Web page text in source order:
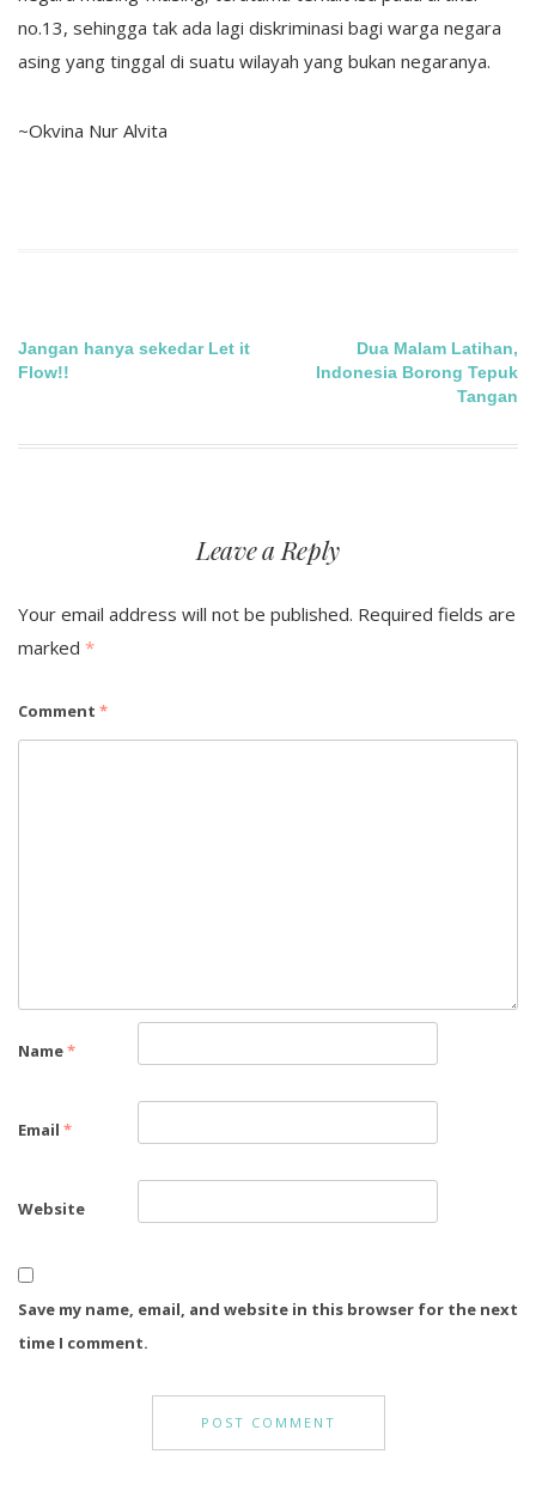
no.13, sehingga tak ada lagi diskriminasi bagi warga negara
asing yang tinggal di suatu wilayah yang bukan negaranya.
~Okvina Nur Alvita
Post
Jangan hanya sekedar Let it
Flow!!
Dua Malam Latihan,
Indonesia Borong Tepuk
Tangan
Leave a Reply
Your email address will not be published. Required fields are
marked *
Comment *
Name*
Email *
Website
Save my name, email, and website in this browser for the next
time I comment.